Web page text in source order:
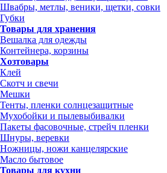
Швабры, метлы, веники, щетки, совки
Губки
Товары для хранения
Вешалка для одежды
Контейнера, корзины
Хозтовары
Клей
Скотч и свечи
Мешки
Тенты, пленки солнцезащитные
Мухобойки и пылевыбивалки
Пакеты фасовочные, стрейч пленки
Шнуры, веревки
Ножницы, ножи канцелярские
Масло бытовое
Товары для кухни